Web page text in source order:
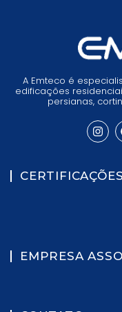
A Emteco é
edificações
persianas,
CERTIFICAÇÕES
EMPRESA